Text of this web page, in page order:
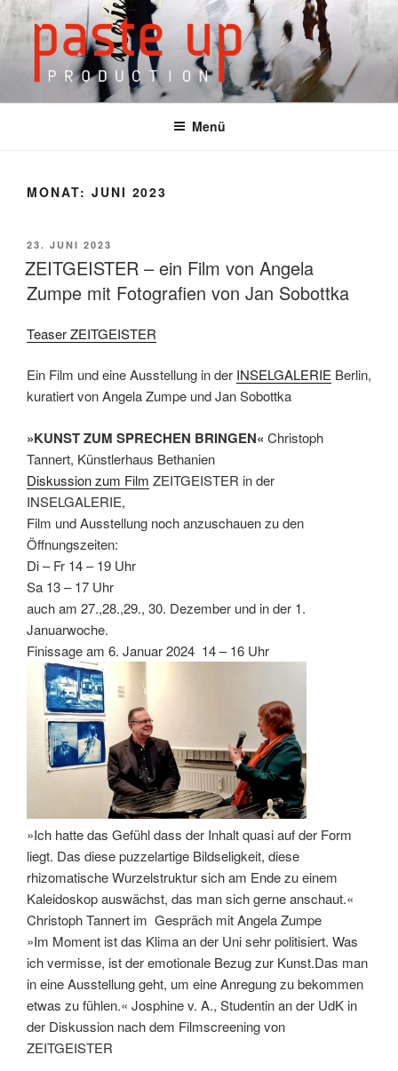
Zum
Inhalt
springen
Menü
MONAT: JUNI 2023
VERÖFFENTLICHT
AM
23. JUNI 2023
ZEITGEISTER – ein Film von Angela
Zumpe mit Fotografien von Jan Sobottka
Teaser ZEITGEISTER
Ein Film und eine Ausstellung in der INSELGALERIE Berlin,
kuratiert von Angela Zumpe und Jan Sobottka
»KUNST ZUM SPRECHEN BRINGEN« Christoph
Tannert, Künstlerhaus Bethanien
Diskussion zum Film ZEITGEISTER in der
INSELGALERIE,
Film und Ausstellung noch anzuschauen zu den
Öffnungszeiten:
Di – Fr 14 – 19 Uhr
Sa 13 – 17 Uhr
auch am 27.,28.,29., 30. Dezember und in der 1.
Januarwoche.
Finissage am 6. Januar 2024 14 – 16 Uhr
»Ich hatte das Gefühl dass der Inhalt quasi auf der Form
liegt. Das diese puzzelartige Bildseligkeit, diese
rhizomatische Wurzelstruktur sich am Ende zu einem
Kaleidoskop auswächst, das man sich gerne anschaut.«
Christoph Tannert im Gespräch mit Angela Zumpe
»Im Moment ist das Klima an der Uni sehr politisiert. Was
ich vermisse, ist der emotionale Bezug zur Kunst.Das man
in eine Ausstellung geht, um eine Anregung zu bekommen
etwas zu fühlen.« Josphine v. A., Studentin an der UdK in
der Diskussion nach dem Filmscreening von
ZEITGEISTER